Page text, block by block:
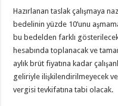
Hazırlanan taslak çalışmaya
bedelinin yüzde 10’unu
bu bedelden farklı
hesabında toplanacak ve
aylık brüt fiyatına kadar
geliriyle ilişkilendirilmeyecek
vergisi tevkifatına tabi olacak.